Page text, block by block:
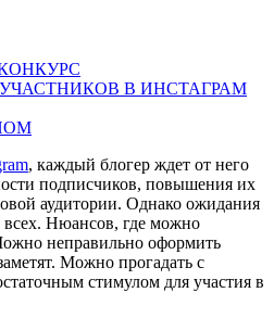
В ИНСТАГРАМ
, каждый блогер ждет от него
подписчиков, повышения их
аудитории. Однако ожидания
всех. Нюансов, где можно
неправильно оформить
Можно прогадать с
стимулом для участия в